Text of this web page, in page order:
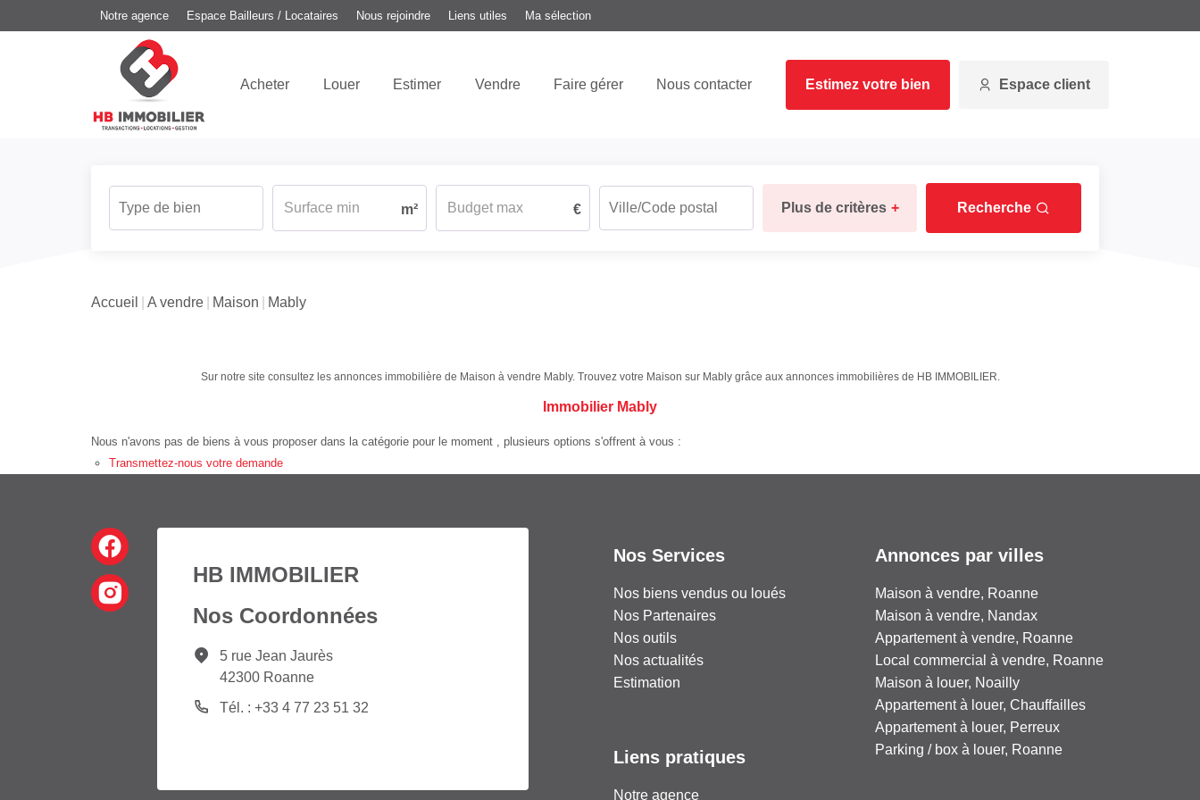
Notre agence Espace Bailleurs / Locataires Nous rejoindre Liens utiles Ma sélection
Acheter Louer Estimer Vendre Faire gérer Nous contacter Estimez votre bien Espace client
m² € Plus de critères + Recherche
Accueil A vendre Maison Mably
Sur notre site consultez les annonces immobilière de Maison à vendre Mably. Trouvez votre Maison sur Mably grâce aux annonces immobilières de HB IMMOBILIER.
Immobilier Mably
Nous n'avons pas de biens à vous proposer dans la catégorie pour le moment , plusieurs options s'offrent à vous :
Transmettez-nous votre demande
HB IMMOBILIER
Nos Coordonnées
5 rue Jean Jaurès
42300 Roanne
Tél. : +33 4 77 23 51 32
Nos Services
Nos biens vendus ou loués
Nos Partenaires
Nos outils
Nos actualités
Estimation
Liens pratiques
Notre agence
Annonces par villes
Maison à vendre, Roanne
Maison à vendre, Nandax
Appartement à vendre, Roanne
Local commercial à vendre, Roanne
Maison à louer, Noailly
Appartement à louer, Chauffailles
Appartement à louer, Perreux
Parking / box à louer, Roanne